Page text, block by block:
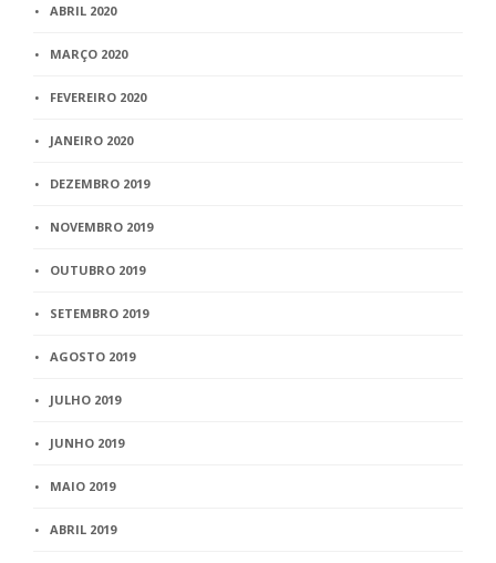
ABRIL 2020
MARÇO 2020
FEVEREIRO 2020
JANEIRO 2020
DEZEMBRO 2019
NOVEMBRO 2019
OUTUBRO 2019
SETEMBRO 2019
AGOSTO 2019
JULHO 2019
JUNHO 2019
MAIO 2019
ABRIL 2019